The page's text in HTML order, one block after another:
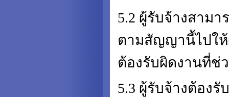
5.2 ผู้รับจ้างสาม
ตามสัญญานี้ไปให้
ต้องรับผิดงานที่ช่
5.3 ผู้รับจ้างต้อง